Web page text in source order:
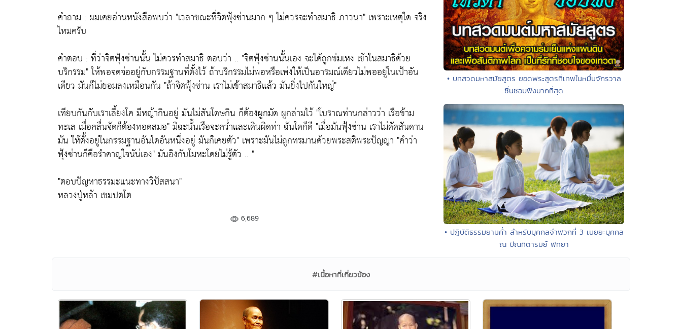
คำถาม : ผมเคยอ่านหนังสือพบว่า "เวลาขณะที่จิตฟุ้งซ่านมาก ๆ ไม่ควรจะทำสมาธิ ภาวนา" เพราะเหตุใด จริง
ไหมครับ
คำตอบ : ที่ว่าจิตฟุ้งซ่านนั้น ไม่ควรทำสมาธิ ตอบว่า .. "จิตฟุ้งซ่านนั้นเอง จะได้ถูกข่มเหง เข้าในสมาธิด้วย
บริกรรม" ให้พอจดจ่ออยู่กับกรรมฐานที่ตั้งไว้ ถ้าบริกรรมไม่พอหรือเพ่งให้เป็นอารมณ์เดียวไม่พออยู่ในเป้าอัน
เดียว มันก็ไม่ยอมลงเหมือนกัน "ถ้าจิตฟุ้งซ่าน เราไม่เข้าสมาธิแล้ว มันยิ่งไปกันใหญ่"
เทียบกันกับเราเลี้ยงโค มีหญ้ากินอยู่ มันไม่สันโดษกิน ก็ต้องผูกมัด ผูกล่ามไว้ "โบราณท่านกล่าวว่า เรือข้าม
ทะเล เมื่อคลื่นจัดก็ต้องทอดสมอ" มิฉะนั้นเรือจะคว่ำและเดินผิดท่า ฉันใดก็ดี "เมื่อมันฟุ้งซ่าน เราไม่ดัดสันดาน
มัน ให้ตั้งอยู่ในกรรมฐานอันใดอันหนึ่งอยู่ มันก็เคยตัว" เพราะมันไม่ถูกทรมานด้วยพระสติพระปัญญา "คำว่า
ฟุ้งซ่านก็คือรำคาญใจนัน่เอง" มันอิงกับโมหะโดยไม่รู้ตัว .. "
"ตอบปัญหาธรรมะแนะทางวิปัสสนา"
หลวงปู่หล้า เขมปตฺโต
6,689
• บทสวดมหาสมัยสูตร ยอดพระสูตรที่เทพในหมื่นจักรวาล
ชื่นชอบฟังมากที่สุด
• ปฏิบัติธรรมยามค่ำ สำหรับบุคคลจำพวกที่ 3 เนยยะบุคคล
ณ ปัณทิตารมย์ พัทยา
#เนื้อหาที่เกี่ยวข้อง